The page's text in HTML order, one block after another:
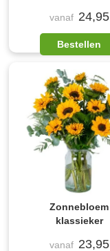
vanaf 24,95
Bestellen
Zonnebloem
klassieker
vanaf 23,95